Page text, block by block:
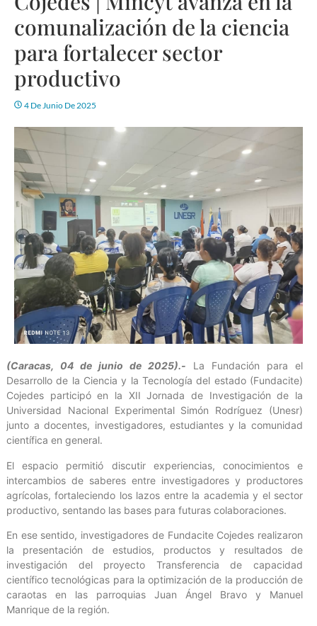
comunalización de la ciencia
para fortalecer sector
productivo
4 De Junio De 2025
(Caracas, 04 de junio de 2025).-
La Fundación para el
Desarrollo de la Ciencia y la Tecnología del estado (Fundacite)
Cojedes participó en la XII Jornada de Investigación de la
Universidad Nacional Experimental Simón Rodríguez (Unesr)
junto a docentes, investigadores, estudiantes y la comunidad
científica en general.
El espacio permitió discutir experiencias, conocimientos e
intercambios de saberes entre investigadores y productores
agrícolas, fortaleciendo los lazos entre la academia y el sector
productivo, sentando las bases para futuras colaboraciones.
En ese sentido, investigadores de Fundacite Cojedes realizaron
la presentación de estudios, productos y resultados de
investigación del proyecto Transferencia de capacidad
científico tecnológicas para la optimización de la producción de
caraotas en las parroquias Juan Ángel Bravo y Manuel
Manrique de la región.